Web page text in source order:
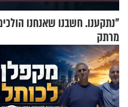
"נתקענו. חשבנו שאנחנו
מרתק